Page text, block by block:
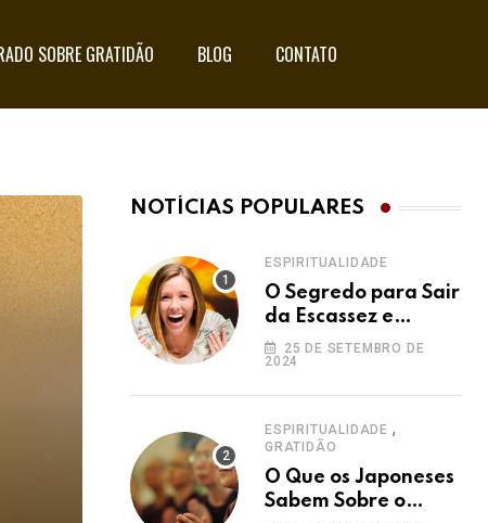
SOBRE GRATIDÃO BLOG CONTATO
NOTÍCIAS POPULARES
ESPIRITUALIDADE
O Segredo para Sair
da Escassez e
Acessar a
Abundância:
25 DE SETEMBRO DE
2024
ESPIRITUALIDADE ,
GRATIDÃO
O Que os Japoneses
Sabem Sobre o